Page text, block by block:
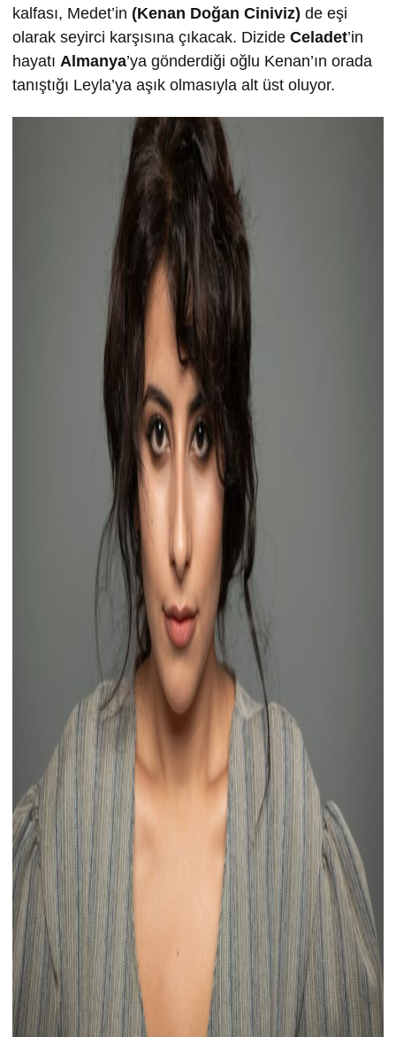
kalfası, Medet’in (Kenan Doğan Ciniviz) de eşi
olarak seyirci karşısına çıkacak. Dizide Celadet’in
hayatı Almanya’ya gönderdiği oğlu Kenan’ın orada
tanıştığı Leyla’ya aşık olmasıyla alt üst oluyor.